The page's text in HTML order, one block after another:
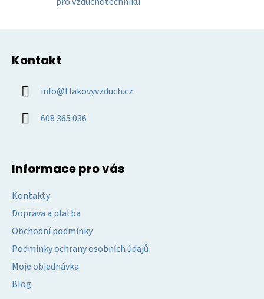
Kontakt
info@tlakovyvzduch.cz
608 365 036
Informace pro vás
Kontakty
Doprava a platba
Obchodní podmínky
Podmínky ochrany osobních údajů
Moje objednávka
Blog